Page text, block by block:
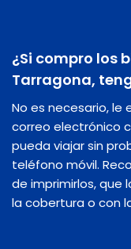
¿Si compro los
Tarragona,
No es necesario, le
correo electrónico
pueda viajar sin
teléfono móvil.
de imprimirlos, que
la cobertura o con